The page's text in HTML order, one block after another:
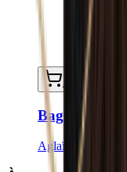
Ajouter au
Bague
Aglaïa & Co